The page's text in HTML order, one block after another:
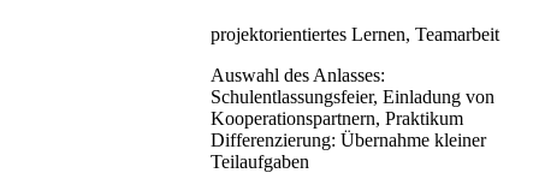
projektorientiertes Lernen, Teamarbeit
Auswahl des Anlasses:
Schulentlassungsfeier, Einladung von
Kooperationspartnern, Praktikum
Differenzierung: Übernahme kleiner
Teilaufgaben